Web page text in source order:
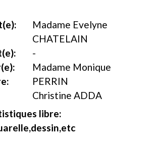
Madame Evelyne
CHATELAIN
-
Madame Monique
PERRIN
Christine ADDA
libre: